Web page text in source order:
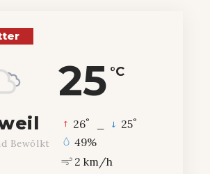
25 °C
Bewölkt
26° 25°
49%
2 km/h